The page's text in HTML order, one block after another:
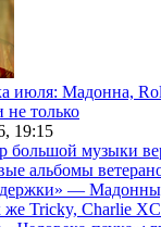
июля: Мадонна,
только
19:15
большой музыки
альбомы
—
же Tricky, Charlie